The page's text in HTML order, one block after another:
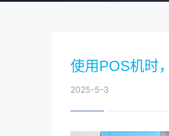
使用POS机时
2025-5-3